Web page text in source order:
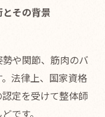
その背景
や関節、筋肉のバ
法律上、国家資格
定を受けて整体師
です。